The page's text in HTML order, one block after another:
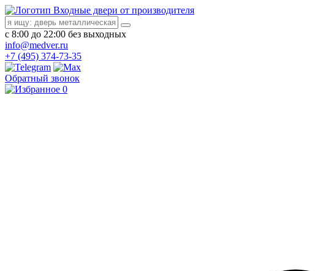
Входные двери от производителя
с 8:00 до 22:00 без выходных
info@medver.ru
+7 (495) 374-73-35
Обратный звонок
0